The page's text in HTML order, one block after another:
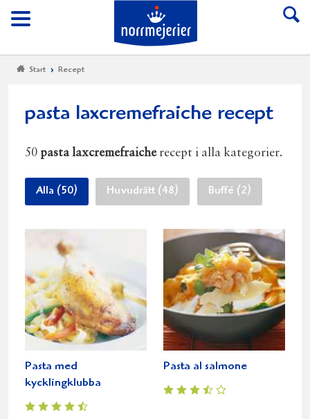
Meny
Till Norrmejerier
Start Recept
pasta laxcremefraiche recept
50 pasta laxcremefraicherecept i alla kategorier.
Alla (50) Huvudrätt (48) Buffé (2)
Pasta med
kycklingklubba
Pasta al salmone